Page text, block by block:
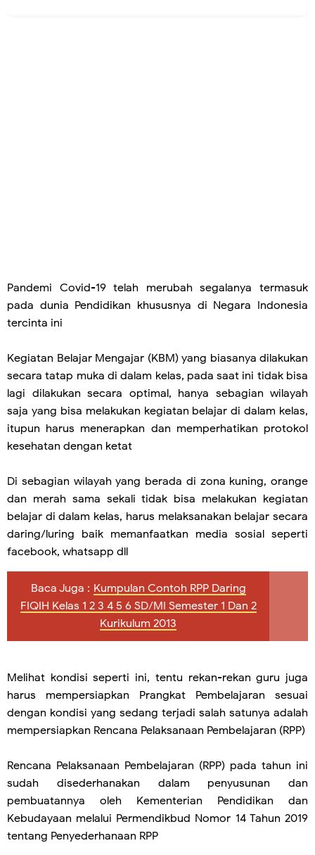
Pandemi Covid-19 telah merubah segalanya termasuk
pada dunia Pendidikan khususnya di Negara Indonesia
tercinta ini
Kegiatan Belajar Mengajar (KBM) yang biasanya dilakukan
secara tatap muka di dalam kelas, pada saat ini tidak bisa
lagi dilakukan secara optimal, hanya sebagian wilayah
saja yang bisa melakukan kegiatan belajar di dalam kelas,
itupun harus menerapkan dan memperhatikan protokol
kesehatan dengan ketat
Di sebagian wilayah yang berada di zona kuning, orange
dan merah sama sekali tidak bisa melakukan kegiatan
belajar di dalam kelas, harus melaksanakan belajar secara
daring/luring baik memanfaatkan media sosial seperti
facebook, whatsapp dll
Baca Juga : Kumpulan Contoh RPP Daring
FIQIH Kelas 1 2 3 4 5 6 SD/MI Semester 1 Dan 2
Kurikulum 2013
Melihat kondisi seperti ini, tentu rekan-rekan guru juga
harus mempersiapkan Prangkat Pembelajaran sesuai
dengan kondisi yang sedang terjadi salah satunya adalah
mempersiapkan Rencana Pelaksanaan Pembelajaran (RPP)
Rencana Pelaksanaan Pembelajaran (RPP) pada tahun ini
sudah disederhanakan dalam penyusunan dan
pembuatannya oleh Kementerian Pendidikan dan
Kebudayaan melalui Permendikbud Nomor 14 Tahun 2019
tentang Penyederhanaan RPP